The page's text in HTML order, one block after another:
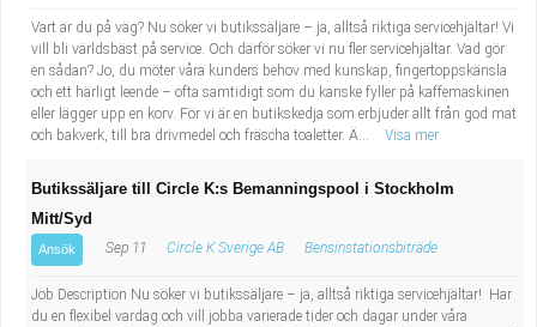
Vart är du på väg? Nu söker vi butikssäljare – ja, alltså riktiga servicehjältar! Vi
vill bli världsbäst på service. Och därför söker vi nu fler servicehjältar. Vad gör
en sådan? Jo, du möter våra kunders behov med kunskap, fingertoppskänsla
och ett härligt leende – ofta samtidigt som du kanske fyller på kaffemaskinen
eller lägger upp en korv. För vi är en butikskedja som erbjuder allt från god mat
och bakverk, till bra drivmedel och fräscha toaletter. Ä...
Visa mer
Butikssäljare till Circle K:s Bemanningspool i Stockholm
Mitt/Syd
Ansök Sep 11 Circle K Sverige AB Bensinstationsbiträde
Job Description Nu söker vi butikssäljare – ja, alltså riktiga servicehjältar! Har
du en flexibel vardag och vill jobba varierade tider och dagar under våra